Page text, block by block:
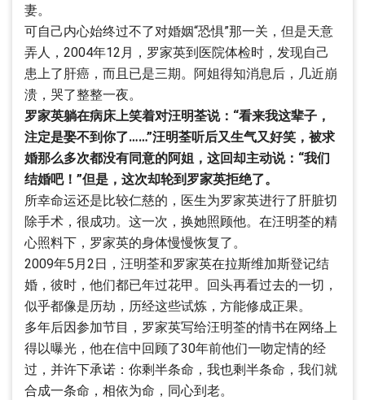
妻。
可自己内心始终过不了对婚姻“恐惧”那一关，但是天意
弄人，2004年12月，罗家英到医院体检时，发现自己
患上了肝癌，而且已是三期。阿姐得知消息后，几近崩
溃，哭了整整一夜。
罗家英躺在病床上笑着对汪明荃说：“看来我这辈子，
注定是娶不到你了……”汪明荃听后又生气又好笑，被求
婚那么多次都没有同意的阿姐，这回却主动说：“我们
结婚吧！”但是，这次却轮到罗家英拒绝了。
所幸命运还是比较仁慈的，医生为罗家英进行了肝脏切
除手术，很成功。这一次，换她照顾他。在汪明荃的精
心照料下，罗家英的身体慢慢恢复了。
2009年5月2日，汪明荃和罗家英在拉斯维加斯登记结
婚，彼时，他们都已年过花甲。回头再看过去的一切，
似乎都像是历劫，历经这些试炼，方能修成正果。
多年后因参加节目，罗家英写给汪明荃的情书在网络上
得以曝光，他在信中回顾了30年前他们一吻定情的经
过，并许下承诺：你剩半条命，我也剩半条命，我们就
合成一条命，相依为命，同心到老。